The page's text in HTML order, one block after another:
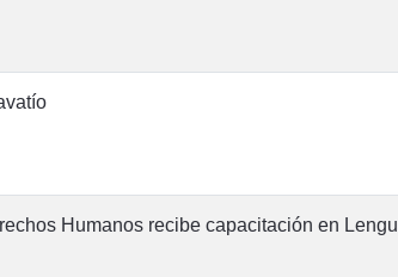
Humanos recibe capacitación en